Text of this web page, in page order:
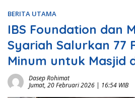
BERITA UTAMA
IBS Foundation dan
Syariah Salurkan 77
Minum untuk Masjid
Dasep Rohimat
Jumat, 20 Februari 2026 | 16:54 WIB